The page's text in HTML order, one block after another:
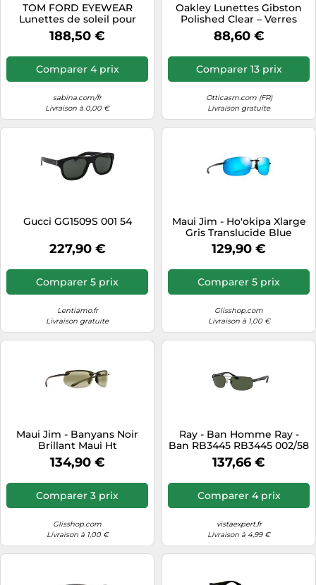
TOM FORD EYEWEAR
Lunettes de soleil pour
hommes GAFAS DE SOL
FT1097
188,50 €
Comparer 4 prix
sabina.com/fr
Livraison à 0,00 €
Oakley Lunettes Gibston
Polished Clear – Verres
Prizm Sapphire
88,60 €
Comparer 13 prix
Otticasm.com (FR)
Livraison gratuite
Gucci GG1509S 001 54
227,90 €
Comparer 5 prix
Lentiamo.fr
Livraison gratuite
Maui Jim - Ho'okipa Xlarge
Gris Translucide Blue
Hawaii MauiPure - Lunettes
de soleil
129,90 €
Comparer 5 prix
Glisshop.com
Livraison à 1,00 €
Maui Jim - Banyans Noir
Brillant Maui Ht
Mauibrilliant - Lunettes de
soleil
134,90 €
Comparer 3 prix
Glisshop.com
Livraison à 1,00 €
Ray - Ban Homme Ray -
Ban RB3445 RB3445 002/58
Lunettes de soleil Métal
Noir G15 Carré Polarisé
137,66 €
Comparer 4 prix
vistaexpert.fr
Livraison à 4,99 €